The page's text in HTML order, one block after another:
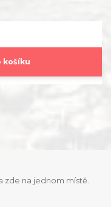
košíku
zde na jednom místě.